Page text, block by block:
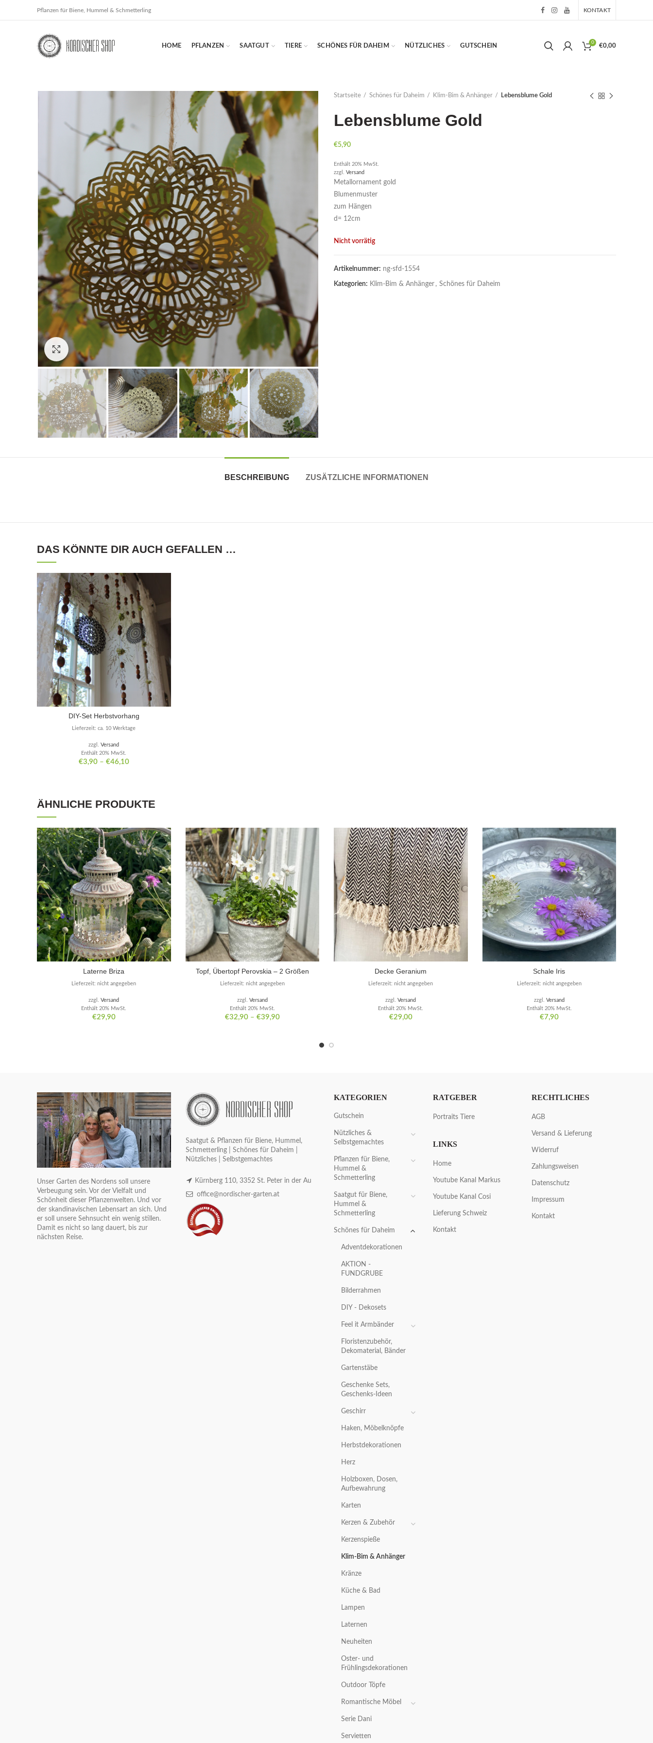
Pflanzen für Biene, Hummel & Schmetterling KONTAKT
HOME PFLANZEN SAATGUT TIERE SCHÖNES FÜR DAHEIM NÜTZLICHES GUTSCHEIN
0
€0,00
Click to enlarge
Startseite Schönes für Daheim Klim-Bim & Anhänger Lebensblume Gold
Lebensblume Gold
€5,90
Enthält 20% MwSt.
zzgl. Versand
Metallornament gold
Blumenmuster
zum Hängen
d= 12cm
Nicht vorrätig
Artikelnummer: ng-sfd-1554
Kategorien: Klim-Bim & Anhänger , Schönes für Daheim
BESCHREIBUNG ZUSÄTZLICHE INFORMATIONEN
DAS KÖNNTE DIR AUCH GEFALLEN …
DIY-Set Herbstvorhang
€3,90– €46,10
Enthält 20% MwSt.
zzgl.Versand
Lieferzeit: ca. 10 Werktage
ÄHNLICHE PRODUKTE
Laterne Briza
€29,90
Enthält 20% MwSt.
zzgl.Versand
Lieferzeit: nicht angegeben
Topf, Übertopf Perovskia – 2 Größen
€32,90– €39,90
Enthält 20% MwSt.
zzgl. Versand
Lieferzeit: nicht angegeben
Decke Geranium
€29,00
Enthält 20% MwSt.
zzgl.Versand
Lieferzeit: nicht angegeben
Schale Iris
€7,90
Enthält 20% MwSt.
zzgl. Versand
Lieferzeit: nicht angegeben
Unser Garten des Nordens soll unsere
Verbeugung sein. Vor der Vielfalt und
Schönheit dieser Pflanzenwelten. Und vor
der skandinavischen Lebensart an sich. Und
er soll unsere Sehnsucht ein wenig stillen.
Damit es nicht so lang dauert, bis zur
nächsten Reise.
Saatgut & Pflanzen für Biene, Hummel,
Schmetterling | Schönes für Daheim |
Nützliches | Selbstgemachtes
Kürnberg 110, 3352 St. Peter in der Au
office@nordischer-garten.at
KATEGORIEN
Gutschein
Nützliches &
Selbstgemachtes
Pflanzen für Biene,
Hummel &
Schmetterling
Saatgut für Biene,
Hummel &
Schmetterling
Schönes für Daheim
Adventdekorationen
AKTION -
FUNDGRUBE
Bilderrahmen
DIY - Dekosets
Feel it Armbänder
Floristenzubehör,
Dekomaterial, Bänder
Gartenstäbe
Geschenke Sets,
Geschenks-Ideen
Geschirr
Haken, Möbelknöpfe
Herbstdekorationen
Herz
Holzboxen, Dosen,
Aufbewahrung
Karten
Kerzen & Zubehör
Kerzenspieße
Klim-Bim & Anhänger
Kränze
Küche & Bad
Lampen
Laternen
Neuheiten
Oster- und
Frühlingsdekorationen
Outdoor Töpfe
Romantische Möbel
Serie Dani
Servietten
RATGEBER
Portraits Tiere
LINKS
Home
Youtube Kanal Markus
Youtube Kanal Cosi
Lieferung Schweiz
Kontakt
RECHTLICHES
AGB
Versand & Lieferung
Widerruf
Zahlungsweisen
Datenschutz
Impressum
Kontakt